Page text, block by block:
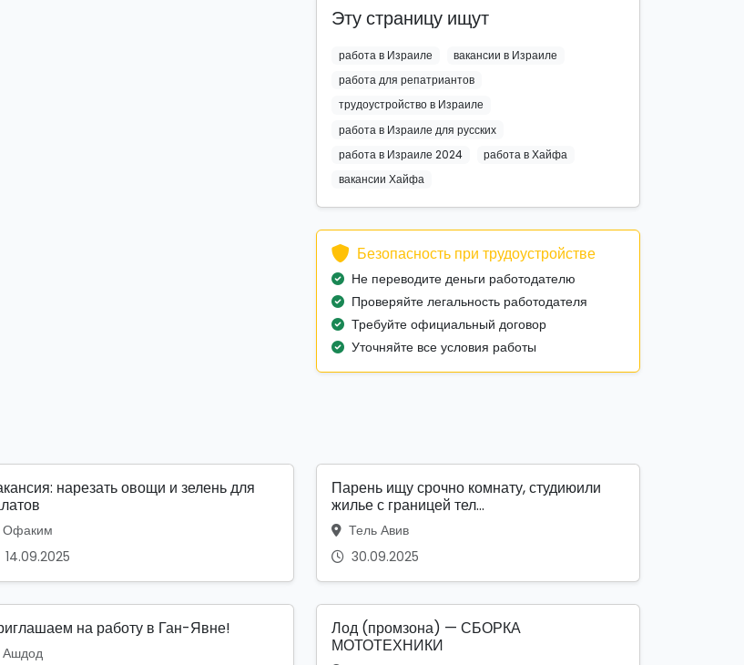
Эту страницу ищут
работа в Израиле
вакансии в Израиле
работа для репатриантов
трудоустройство в Израиле
работа в Израиле для русских
работа в Израиле 2024
работа в Хайфа
вакансии Хайфа
Безопасность при трудоустройстве
Не переводите деньги работодателю
Проверяйте легальность работодателя
Требуйте официальный договор
Уточняйте все условия работы
нарезать овощи и зелень для
Офаким
14.09.2025
Парень ищу срочно комнату, студиюили
жилье с границей тел...
Тель Авив
30.09.2025
на работу в Ган-Явне!
Ашдод
Лод (промзона) — СБОРКА
МОТОТЕХНИКИ